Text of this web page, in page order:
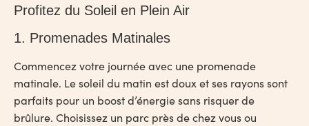
Profitez du Soleil en Plein Air
1. Promenades Matinales
Commencez votre journée avec une promenade
matinale. Le soleil du matin est doux et ses rayons sont
parfaits pour un boost d’énergie sans risquer de
brûlure. Choisissez un parc près de chez vous ou